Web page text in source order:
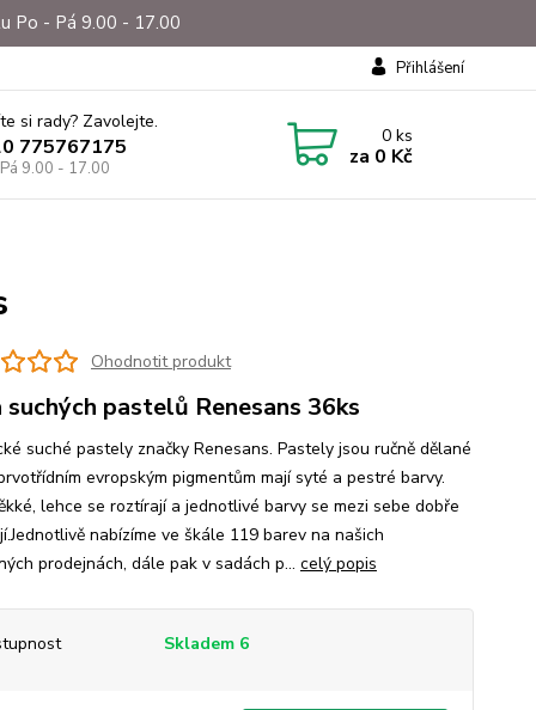
Po - Pá 9.00 - 17.00
Přihlášení
si rady? Zavolejte.
775767175
9.00 - 17.00
0ks
za 0 Kč
Ohodnotit produkt
suchých pastelů Renesans 36ks
suché pastely značky Renesans. Pastely jsou ručně dělané
evropským pigmentům mají syté a pestré barvy.
lehce se roztírají a jednotlivé barvy se mezi sebe dobře
nabízíme ve škále 119 barev na našich
prodejnách, dále pak v sadách p... celý popis
Skladem 6